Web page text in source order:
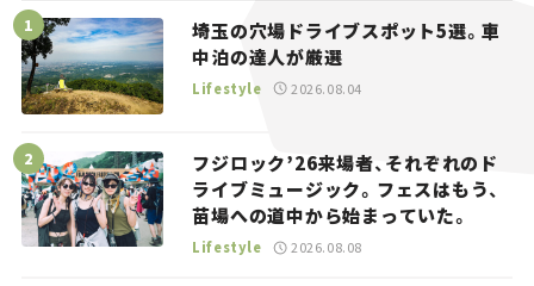
埼玉の穴場ドライブスポット5選。車
中泊の達人が厳選
Lifestyle 2026.08.04
フジロック’26来場者、それぞれのド
ライブミュージック。フェスはもう、
苗場への道中から始まっていた。
Lifestyle 2026.08.08